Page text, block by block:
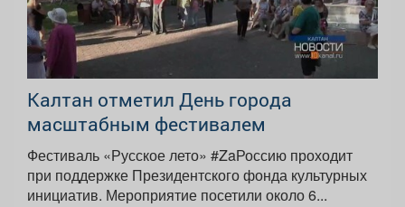
Калтан отметил День города
масштабным фестивалем
Фестиваль «Русское лето» #ZaРоссию проходит
при поддержке Президентского фонда культурных
инициатив. Мероприятие посетили около 6...